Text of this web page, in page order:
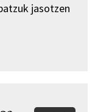
jasotzen